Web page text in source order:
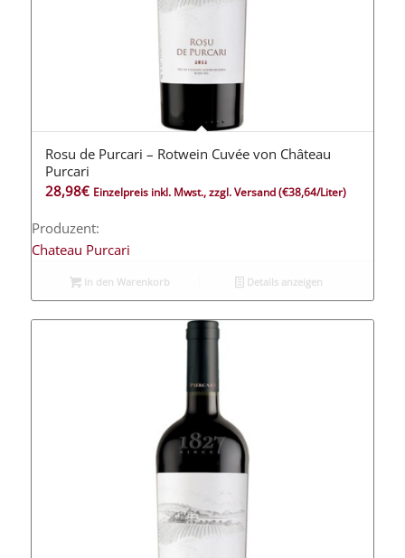
Rosu de Purcari – Rotwein Cuvée von Château
Purcari
28,98€ Einzelpreis inkl. Mwst., zzgl. Versand(€38,64/Liter)
Produzent:
Chateau Purcari
In den Warenkorb Details anzeigen